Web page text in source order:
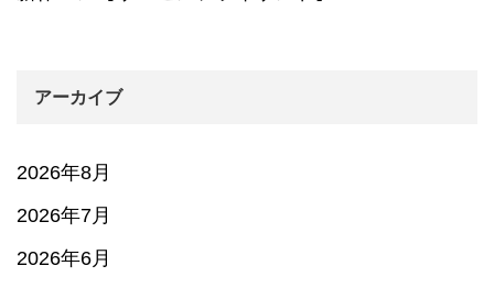
アーカイブ
2026年8月
2026年7月
2026年6月